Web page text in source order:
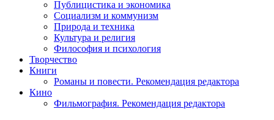
Публицистика и экономика
Социализм и коммунизм
Природа и техника
Культура и религия
Философия и психология
Творчество
Книги
Романы и повести. Рекомендация редактора
Кино
Фильмография. Рекомендация редактора